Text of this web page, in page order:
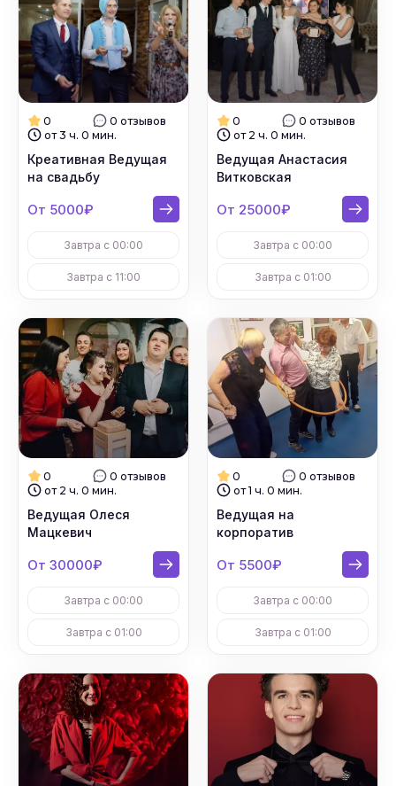
0
0 отзывов
от 3 ч. 0 мин.
Креативная Ведущая
на свадьбу
От 5000₽
Завтра с 00:00
Завтра с 11:00
0
0 отзывов
от 2 ч. 0 мин.
Ведущая Анастасия
Витковская
От 25000₽
Завтра с 00:00
Завтра с 01:00
0
0 отзывов
от 2 ч. 0 мин.
Ведущая Олеся
Мацкевич
От 30000₽
Завтра с 00:00
Завтра с 01:00
0
0 отзывов
от 1 ч. 0 мин.
Ведущая на
корпоратив
От 5500₽
Завтра с 00:00
Завтра с 01:00